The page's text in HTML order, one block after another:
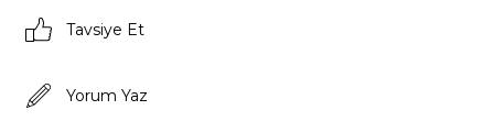
Tavsiye Et
Yorum Yaz